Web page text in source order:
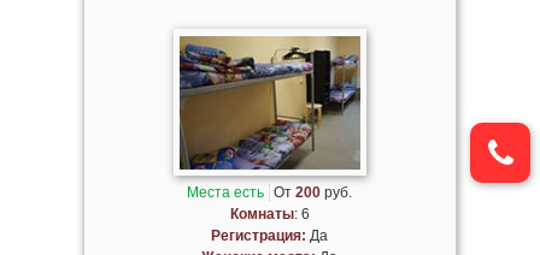
Места есть От200 руб.
Комнаты: 6
Регистрация: Да